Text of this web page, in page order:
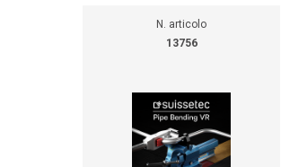
N. articolo
13756